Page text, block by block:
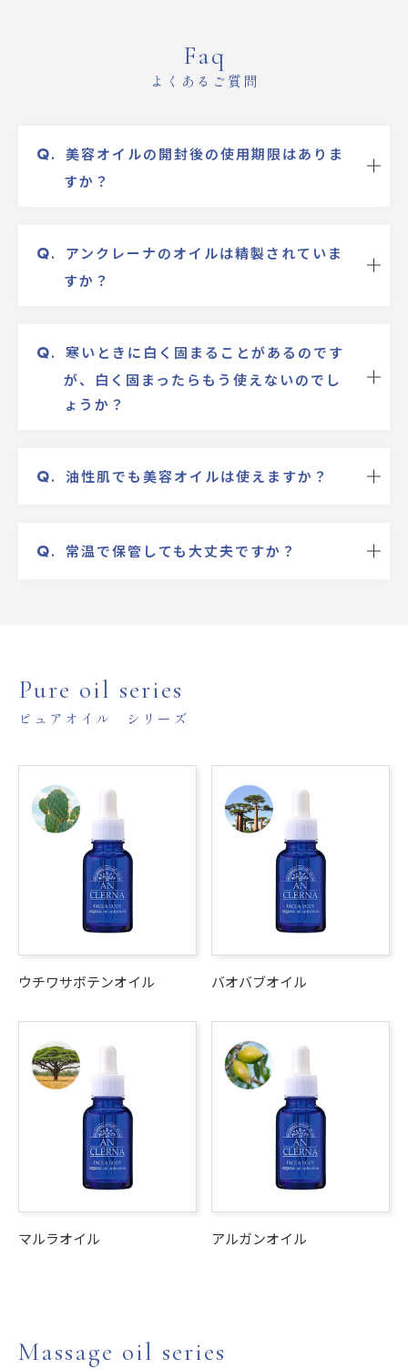
Faq
よくあるご質問
Q.
美容オイルの開封後の使用期限はありま
すか？
Q.
アンクレーナのオイルは精製されていま
すか？
Q.
寒いときに白く固まることがあるのです
が、白く固まったらもう使えないのでし
ょうか？
Q. 油性肌でも美容オイルは使えますか？
Q. 常温で保管しても大丈夫ですか？
Pure oil series
ピュアオイル シリーズ
ウチワサボテンオイル バオバブオイル
マルラオイル アルガンオイル
Massage oil series